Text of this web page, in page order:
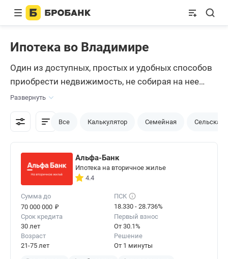
Ипотека во Владимире
Один из доступных, простых и удобных способов
приобрести недвижимость, не собирая на нее
долгие годы деньги – купить квартиру в ипотеку.
Многие банки Владимира предоставляют своим
клиентам такую возможность на довольно
обращением в банковское учреждение.
Рекомендуется потратить небольшое количество
времени и разобраться в предложениях разных
банков города – это позволит не ошибиться с
выбором. Сервис Brobank поможет сделать это
быстро и удобно, ведь специалисты команды
собрали всю полезную и нужную информацию,
как для новичков, так и для опытных «акул» в
Развернуть
Все Калькулятор Семейная Сельская
Альфа-Банк
Ипотека на вторичное жилье
4.4
Сумма до
70 000 000 ₽
ПСК
18.330 - 28.736%
Срок кредита
30 лет
Первый взнос
От 30.1%
Возраст
21-75 лет
Решение
От 1 минуты